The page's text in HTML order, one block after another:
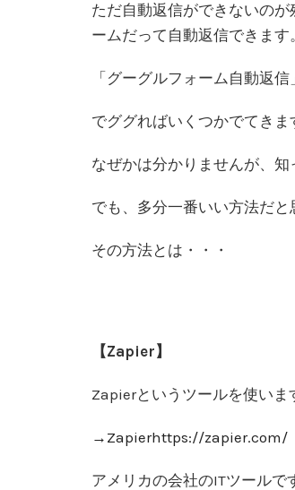
ただ自動返信ができないの
ームだって自動返信できます。
「グーグルフォーム自動返信」
でググればいくつかでてきま
なぜかは分かりませんが、知
でも、多分一番いい方法だと
その方法とは・・・
【Zapier】
Zapierというツールを使いま
→Zapierhttps://zapier.com/
アメリカの会社のITツールで